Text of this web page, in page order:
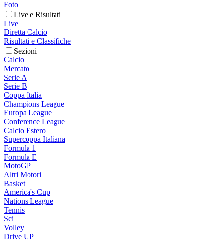
Foto
Live e Risultati
Live
Diretta Calcio
Risultati e Classifiche
Sezioni
Calcio
Mercato
Serie A
Serie B
Coppa Italia
Champions League
Europa League
Conference League
Calcio Estero
Supercoppa Italiana
Formula 1
Formula E
MotoGP
Altri Motori
Basket
America's Cup
Nations League
Tennis
Sci
Volley
Drive UP